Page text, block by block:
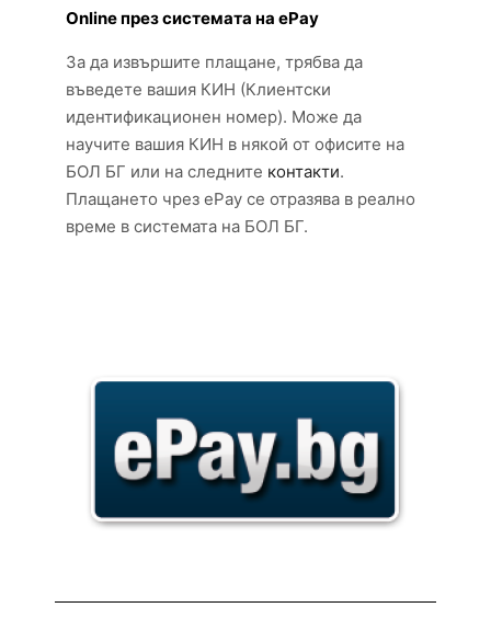
Online през системата на еPay
За да извършите плащане, трябва да
въведете вашия КИН (Клиентски
идентификационен номер). Може да
научите вашия КИН в някой от офисите на
БОЛ БГ или на следните контакти.
Плащането чрез ePay се отразява в реално
време в системата на БОЛ БГ.